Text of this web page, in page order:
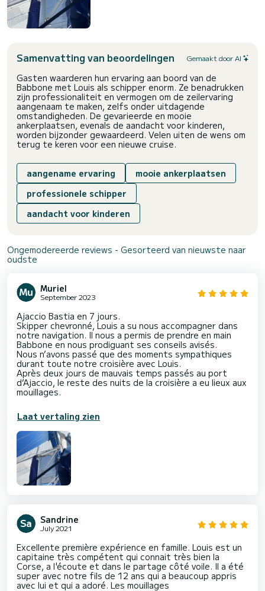
Samenvatting van beoordelingen Gemaakt door AI
Gasten waarderen hun ervaring aan boord van de
Babbone met Louis als schipper enorm. Ze benadrukken
zijn professionaliteit en vermogen om de zeilervaring
aangenaam te maken, zelfs onder uitdagende
omstandigheden. De gevarieerde en mooie
ankerplaatsen, evenals de aandacht voor kinderen,
worden bijzonder gewaardeerd. Velen uiten de wens om
terug te keren voor een nieuwe cruise.
aangename ervaring
mooie ankerplaatsen
professionele schipper
aandacht voor kinderen
Ongemodereerde reviews - Gesorteerd van nieuwste naar
oudste
Muriel
September 2023
Ajaccio Bastia en 7 jours.
Skipper chevronné, Louis a su nous accompagner dans
notre navigation. Il nous a permis de prendre en main
Babbone en nous prodiguant ses conseils avisés.
Nous n’avons passé que des moments sympathiques
durant toute notre croisière avec Louis.
Après deux jours de mauvais temps passés au port
d’Ajaccio, le reste des nuits de la croisière a eu lieux aux
mouillages.
Laat vertaling zien
Sandrine
July 2021
Excellente première expérience en famille. Louis est un
capitaine très compétent qui connait très bien la
Corse, a l'écoute et dans le partage côté voile. Il a été
super avec notre fils de 12 ans qui a beaucoup appris
avec lui et qui a adoré. Les mouillages